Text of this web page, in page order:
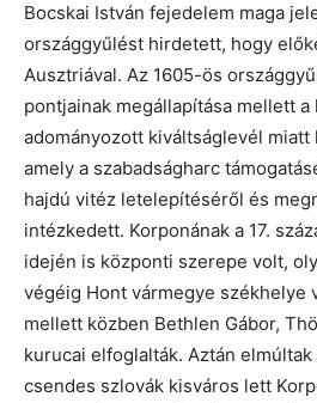
Bocskai István fejedelem maga
országgyűlést hirdetett, hogy
Ausztriával. Az 1605-ös
pontjainak megállapítása mellett a
adományozott kiváltságlevél
amely a szabadságharc
hajdú vitéz letelepítéséről és
intézkedett. Korponának a 17.
idején is központi szerepe volt,
végéig Hont vármegye székhelye
mellett közben Bethlen Gábor,
kurucai elfoglalták. Aztán
csendes szlovák kisváros lett